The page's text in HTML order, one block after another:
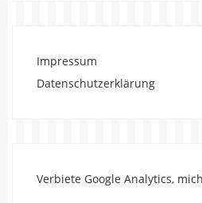
Impressum
Datenschutzerklärung
Verbiete Google Analytics,